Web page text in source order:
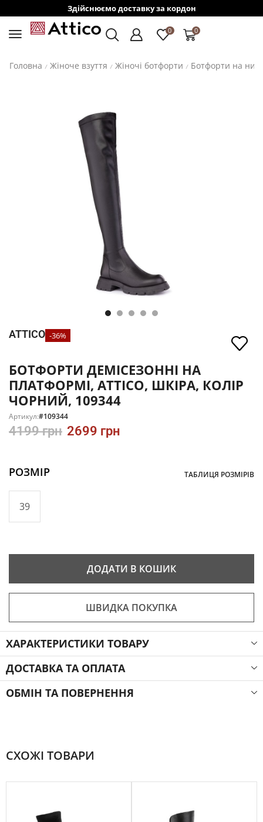
Здійснюємо доставку за кордон
0 0
Головна / Жіноче взуття / Жіночі ботфорти / Ботфорти на
ATTICO -36%
БОТФОРТИ ДЕМІСЕЗОННІ НА
ПЛАТФОРМІ, ATTICO, ШКІРА, КОЛІР
ЧОРНИЙ, 109344
Артикул:#109344
4199грн 2699 грн
РОЗМІР ТАБЛИЦЯ РОЗМІРІВ
39
ДОДАТИ В КОШИК
ШВИДКА ПОКУПКА
ХАРАКТЕРИСТИКИ ТОВАРУ
ДОСТАВКА ТА ОПЛАТА
ОБМІН ТА ПОВЕРНЕННЯ
СХОЖІ ТОВАРИ